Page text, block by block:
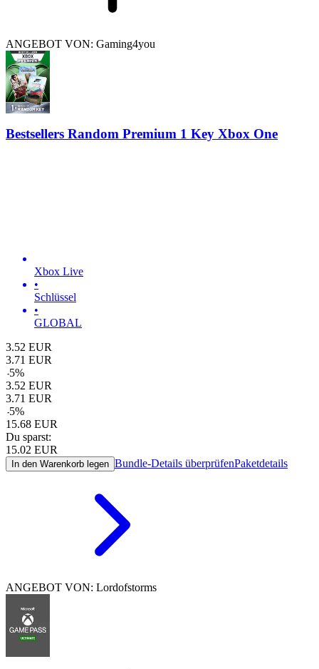
ANGEBOT VON: Gaming4you
Bestsellers Random Premium 1 Key Xbox One
Xbox Live
•
Schlüssel
•
GLOBAL
3.52 EUR
3.71 EUR
-5%
3.52 EUR
3.71 EUR
-5%
15.68 EUR
Du sparst:
15.02 EUR
In den Warenkorb legen Bundle-Details überprüfenPaketdetails
ANGEBOT VON: Lordofstorms